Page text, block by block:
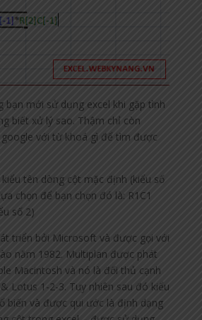
bạn mới sử dụng excel khi gặp tình
biết xử lý sao. Thậm chỉ còn
với từ khoá gì để tìm được
tên dòng cột mặc định (kiểu số
chọn để bạn chọn đó là: R1C1
số 2)
triển bởi Microsoft và được gọi với
năm 1982. Multiplan được phát
Macintosh và nó là đối thủ cạnh
Lotus 1-2-3. Tuy nhiên sau đó kiểu
biến và được qui ước là định dạng